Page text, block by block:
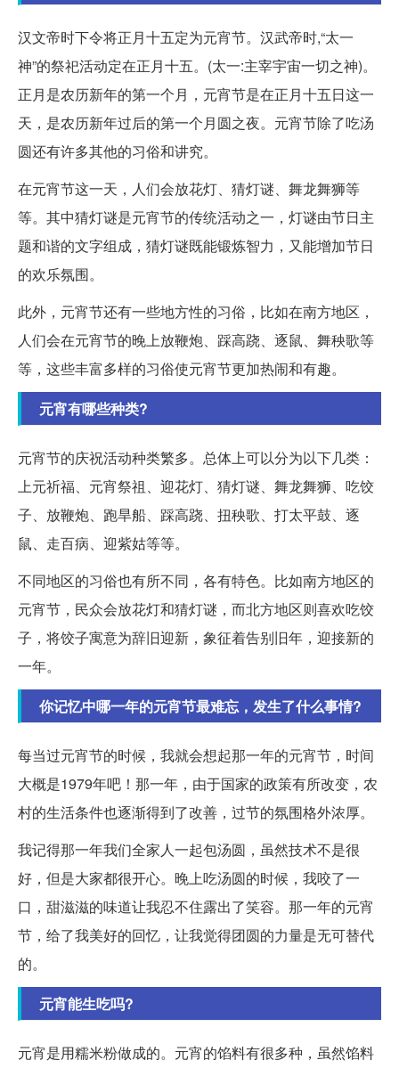
汉文帝时下令将正月十五定为元宵节。汉武帝时,“太一
神”的祭祀活动定在正月十五。(太一:主宰宇宙一切之神)。
正月是农历新年的第一个月，元宵节是在正月十五日这一
天，是农历新年过后的第一个月圆之夜。元宵节除了吃汤
圆还有许多其他的习俗和讲究。
在元宵节这一天，人们会放花灯、猜灯谜、舞龙舞狮等
等。其中猜灯谜是元宵节的传统活动之一，灯谜由节日主
题和谐的文字组成，猜灯谜既能锻炼智力，又能增加节日
的欢乐氛围。
此外，元宵节还有一些地方性的习俗，比如在南方地区，
人们会在元宵节的晚上放鞭炮、踩高跷、逐鼠、舞秧歌等
等，这些丰富多样的习俗使元宵节更加热闹和有趣。
元宵有哪些种类?
元宵节的庆祝活动种类繁多。总体上可以分为以下几类：
上元祈福、元宵祭祖、迎花灯、猜灯谜、舞龙舞狮、吃饺
子、放鞭炮、跑旱船、踩高跷、扭秧歌、打太平鼓、逐
鼠、走百病、迎紫姑等等。
不同地区的习俗也有所不同，各有特色。比如南方地区的
元宵节，民众会放花灯和猜灯谜，而北方地区则喜欢吃饺
子，将饺子寓意为辞旧迎新，象征着告别旧年，迎接新的
一年。
你记忆中哪一年的元宵节最难忘，发生了什么事情?
每当过元宵节的时候，我就会想起那一年的元宵节，时间
大概是1979年吧！那一年，由于国家的政策有所改变，农
村的生活条件也逐渐得到了改善，过节的氛围格外浓厚。
我记得那一年我们全家人一起包汤圆，虽然技术不是很
好，但是大家都很开心。晚上吃汤圆的时候，我咬了一
口，甜滋滋的味道让我忍不住露出了笑容。那一年的元宵
节，给了我美好的回忆，让我觉得团圆的力量是无可替代
的。
元宵能生吃吗?
元宵是用糯米粉做成的。元宵的馅料有很多种，虽然馅料